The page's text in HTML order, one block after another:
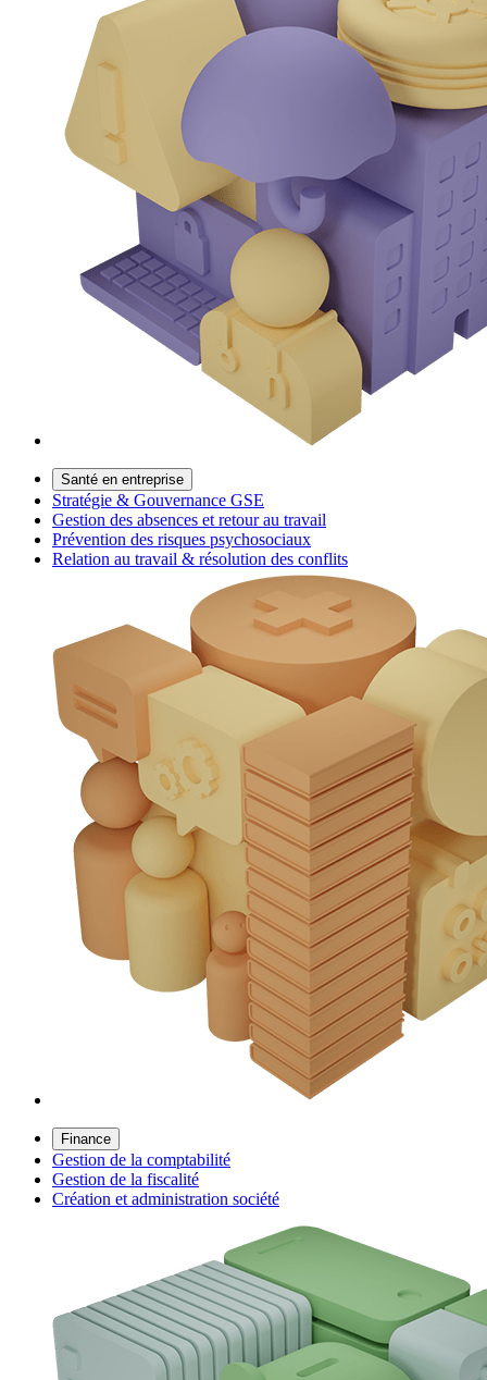
Santé en entreprise
Stratégie & Gouvernance GSE
Gestion des absences et retour au travail
Prévention des risques psychosociaux
Relation au travail & résolution des conflits
Finance
Gestion de la comptabilité
Gestion de la fiscalité
Création et administration société